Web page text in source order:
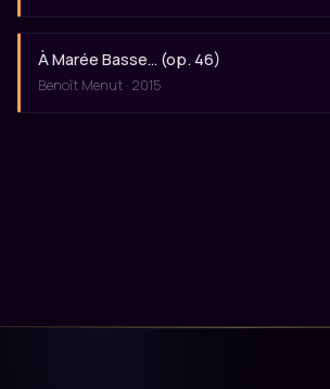
À Marée Basse… (op. 46)
Benoît Menut · 2015